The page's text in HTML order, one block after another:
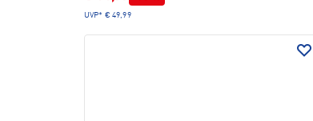
UVP* € 49,99